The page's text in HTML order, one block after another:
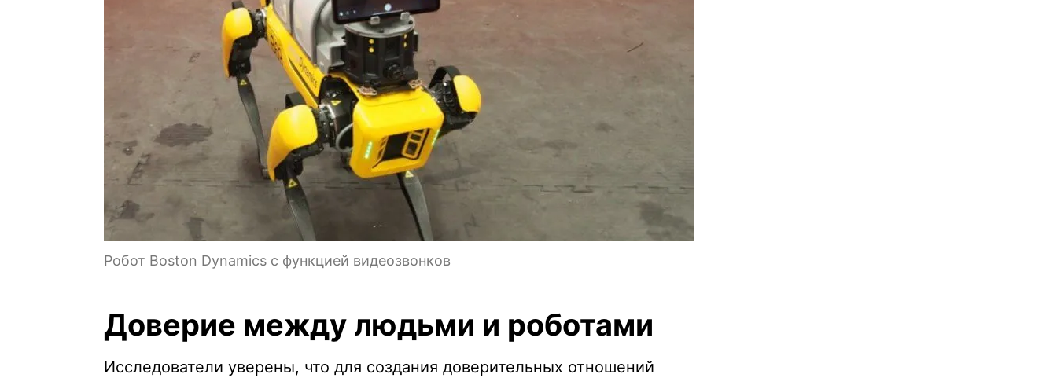
Робот Boston Dynamics с функцией видеозвонков
Доверие между людьми и роботами
Исследователи уверены, что для создания доверительных отношений